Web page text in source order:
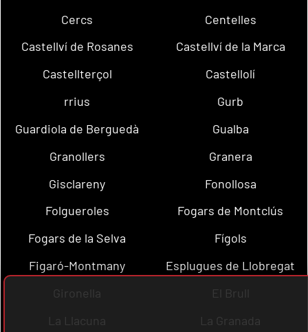
Cercs
Centelles
Castellví de Rosanes
Castellví de la Marca
Castellterçol
Castellolí
rrius
Gurb
Guardiola de Berguedà
Gualba
Granollers
Granera
Gisclareny
Fonollosa
Folgueroles
Fogars de Montclús
Fogars de la Selva
Fígols
Figaró-Montmany
Esplugues de Llobregat
Gironella
El Brull
La Llacuna
La Granada